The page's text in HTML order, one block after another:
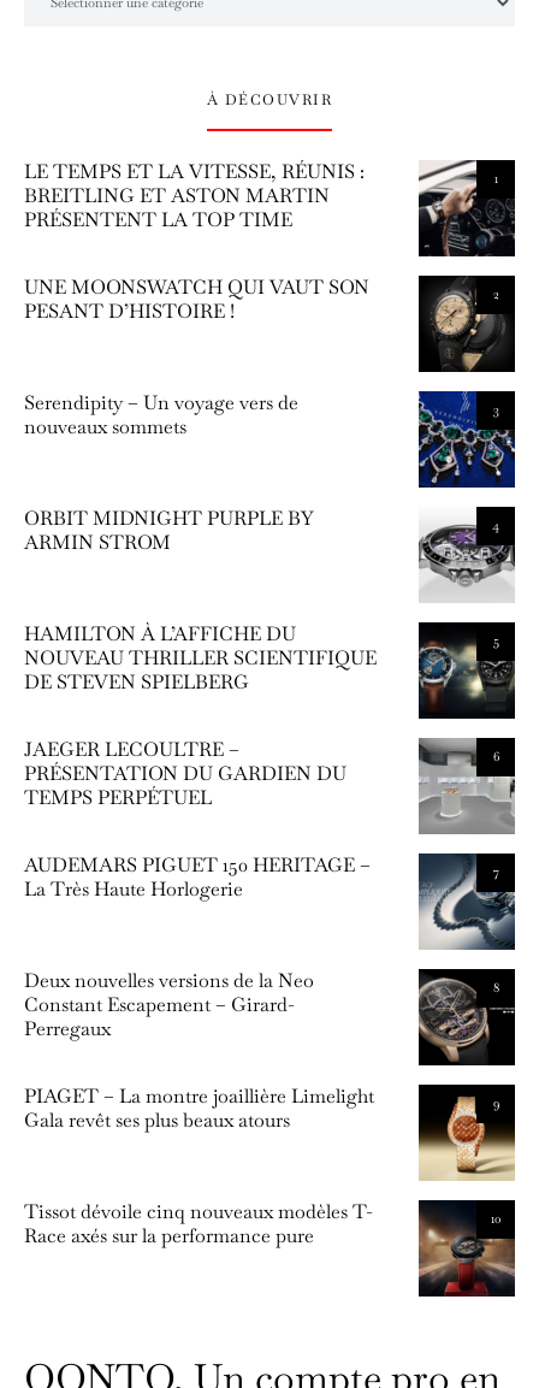
À DÉCOUVRIR
1
LE TEMPS ET LA VITESSE, RÉUNIS :
BREITLING ET ASTON MARTIN
PRÉSENTENT LA TOP TIME
2
UNE MOONSWATCH QUI VAUT SON
PESANT D’HISTOIRE !
3
Serendipity – Un voyage vers de
nouveaux sommets
4
ORBIT MIDNIGHT PURPLE BY
ARMIN STROM
5
HAMILTON À L’AFFICHE DU
NOUVEAU THRILLER SCIENTIFIQUE
DE STEVEN SPIELBERG
6
JAEGER LECOULTRE –
PRÉSENTATION DU GARDIEN DU
TEMPS PERPÉTUEL
7
AUDEMARS PIGUET 150 HERITAGE –
La Très Haute Horlogerie
8
Deux nouvelles versions de la Neo
Constant Escapement – Girard-
Perregaux
9
PIAGET – La montre joaillière Limelight
Gala revêt ses plus beaux atours
10
Tissot dévoile cinq nouveaux modèles T-
Race axés sur la performance pure
QONTO, Un compte pro en